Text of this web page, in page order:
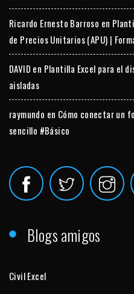
Ricardo Ernesto Barroso en
de Precios Unitarios (APU) |
DAVID en Plantilla Excel para el
aisladas
raymundo en Cómo conectar un
sencillo #Básico
Blogs amigos
Civil Excel